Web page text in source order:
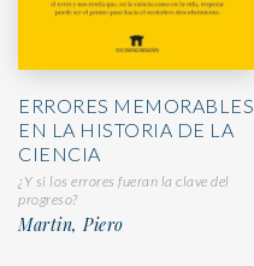
ERRORES MEMORABLES
EN LA HISTORIA DE LA
CIENCIA
¿Y si los errores fueran la clave del
progreso?
Martin, Piero